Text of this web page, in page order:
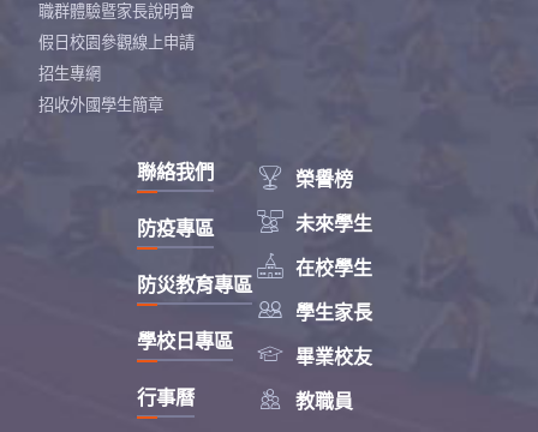
職群體驗暨家長說明會
假日校園參觀線上申請
招生專網
招收外國學生簡章
 榮譽榜
 未來學生
 在校學生
 學生家長
 畢業校友
 教職員
聯絡我們
防疫專區
防災教育專區
學校日專區
行事曆